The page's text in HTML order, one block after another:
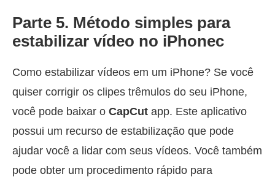
Parte 5. Método simples para
estabilizar vídeo no iPhonec
Como estabilizar vídeos em um iPhone? Se você
quiser corrigir os clipes trêmulos do seu iPhone,
você pode baixar o CapCut app. Este aplicativo
possui um recurso de estabilização que pode
ajudar você a lidar com seus vídeos. Você também
pode obter um procedimento rápido para